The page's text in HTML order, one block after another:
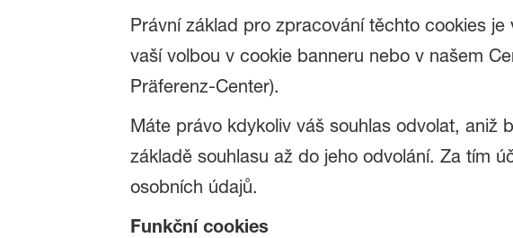
Právní základ pro zpracování těchto cookies
vaší volbou v cookie banneru nebo v našem
Präferenz-Center).
Máte právo kdykoliv váš souhlas odvolat, aniž
základě souhlasu až do jeho odvolání. Za tím
osobních údajů.
Funkční cookies